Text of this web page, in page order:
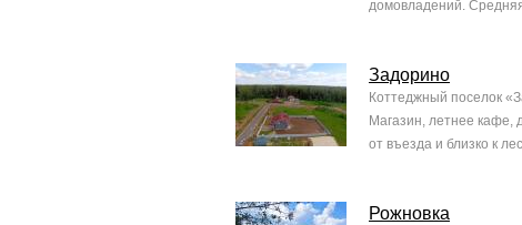
домовладений.
Задорино
Коттеджный поселок
Магазин, летнее кафе,
от въезда и близко к
Рожновка